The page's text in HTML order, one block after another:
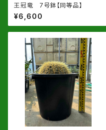
王冠竜 7号鉢【同等品】
¥6,600